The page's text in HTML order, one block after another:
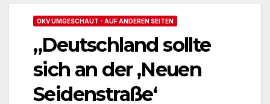
OKV UMGESCHAUT - AUF ANDEREN SEITEN
„Deutschland sollte
sich an der ‚Neuen
Seidenstraße‘